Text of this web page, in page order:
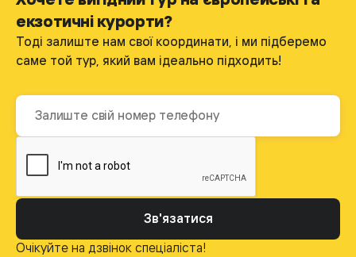
екзотичні курорти?
Тоді залиште нам свої координати, і ми підберемо
саме той тур, який вам ідеально підходить!
Зв'язатися
Очікуйте на дзвінок спеціаліста!